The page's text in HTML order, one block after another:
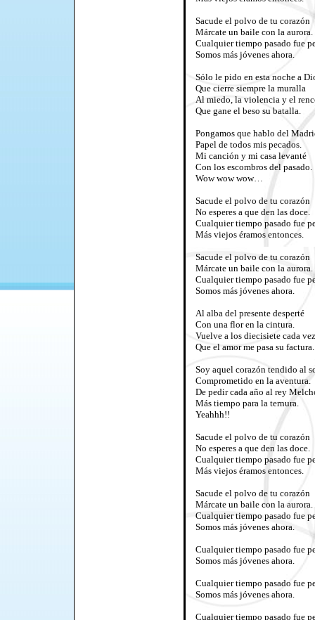
Sacude el polvo de tu corazón
Márcate un baile con la aurora.
Cualquier tiempo pasado fue
Somos más jóvenes ahora.
Sólo le pido en esta noche a
Que cierre siempre la muralla
Al miedo, la violencia y el
Que gane el beso su batalla.
Pongamos que hablo del
Papel de todos mis pecados.
Mi canción y mi casa levanté
Con los escombros del pasado.
Wow wow wow…
Sacude el polvo de tu corazón
No esperes a que den las doce.
Cualquier tiempo pasado fue
Más viejos éramos entonces.
Sacude el polvo de tu corazón
Márcate un baile con la aurora.
Cualquier tiempo pasado fue
Somos más jóvenes ahora.
Al alba del presente desperté
Con una flor en la cintura.
Vuelve a los diecisiete cada vez
Que el amor me pasa su factura.
Soy aquel corazón tendido al
Comprometido en la aventura.
De pedir cada año al rey
Más tiempo para la ternura.
Yeahhh!!
Sacude el polvo de tu corazón
No esperes a que den las doce.
Cualquier tiempo pasado fue
Más viejos éramos entonces.
Sacude el polvo de tu corazón
Márcate un baile con la aurora.
Cualquier tiempo pasado fue
Somos más jóvenes ahora.
Cualquier tiempo pasado fue
Somos más jóvenes ahora.
Cualquier tiempo pasado fue
Somos más jóvenes ahora.
Cualquier tiempo pasado fue